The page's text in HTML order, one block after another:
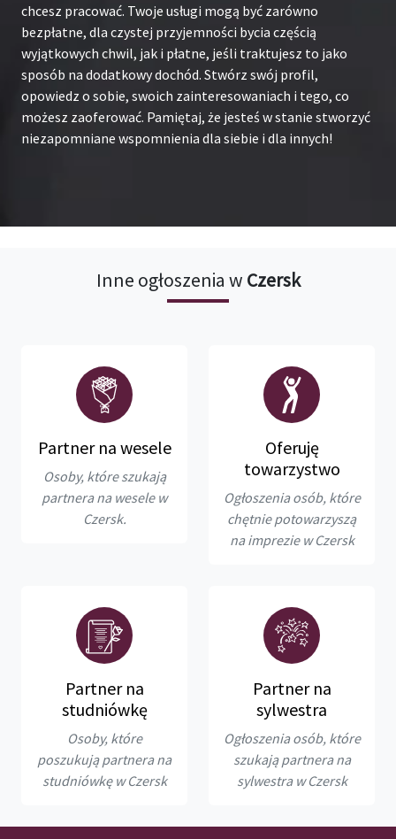
chcesz pracować. Twoje usługi mogą być zarówno
bezpłatne, dla czystej przyjemności bycia częścią
wyjątkowych chwil, jak i płatne, jeśli traktujesz to jako
sposób na dodatkowy dochód. Stwórz swój profil,
opowiedz o sobie, swoich zainteresowaniach i tego, co
możesz zaoferować. Pamiętaj, że jesteś w stanie stworzyć
niezapomniane wspomnienia dla siebie i dla innych!
Inne ogłoszenia w Czersk
Partner na wesele
Osoby, które szukają
partnera na wesele w
Czersk.
Oferuję
towarzystwo
Ogłoszenia osób, które
chętnie potowarzyszą
na imprezie w Czersk
Partner na
studniówkę
Osoby, które
poszukują partnera na
studniówkę w Czersk
Partner na
sylwestra
Ogłoszenia osób, które
szukają partnera na
sylwestra w Czersk